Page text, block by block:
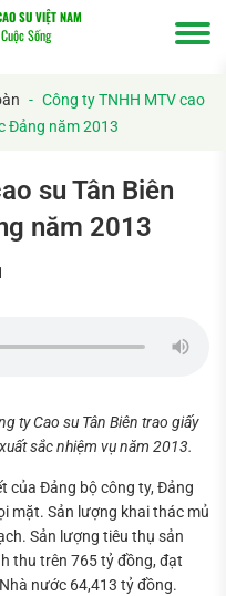
SU VIỆT NAM
Sống
- Công ty TNHH MTV cao
Đảng năm 2013
su Tân Biên
năm 2013
ty Cao su Tân Biên trao giấy
sắc nhiệm vụ năm 2013.
của Đảng bộ công ty, Đảng
mặt. Sản lượng khai thác mủ
Sản lượng tiêu thụ sản
thu trên 765 tỷ đồng, đạt
nước 64,413 tỷ đồng.